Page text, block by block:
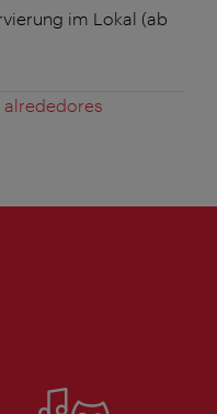
im Lokal (ab
alrededores